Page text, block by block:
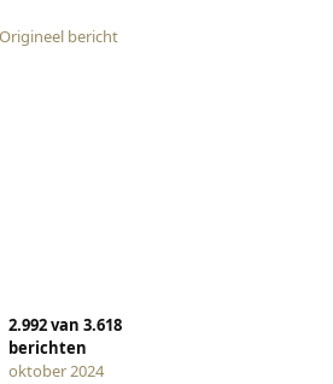
Origineel bericht
2.992van 3.618
berichten
oktober 2024